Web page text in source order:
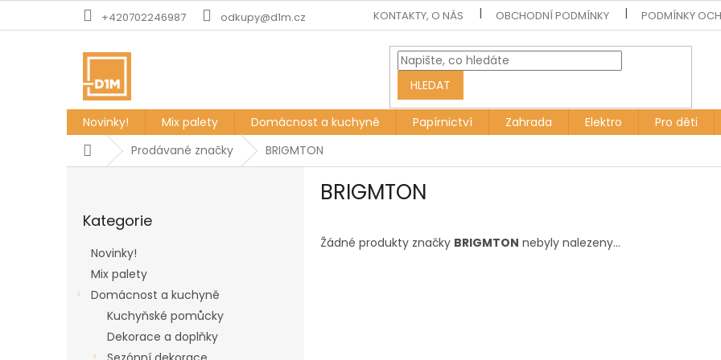
+420702246987 odkupy@d1m.cz KONTAKTY, O NÁS OBCHODNÍ PODMÍNKY PODMÍNKY
HLEDAT
Novinky! Mix palety Domácnost a kuchyně Papírnictví Zahrada Elektro Pro děti
DomůProdávané značky BRIGMTON
kategorie
Kategorie
Novinky!
Mix palety
Domácnost a kuchyně
Kuchyňské pomůcky
Dekorace a doplňky
BRIGMTON
Žádné produkty značky BRIGMTON nebyly nalezeny...